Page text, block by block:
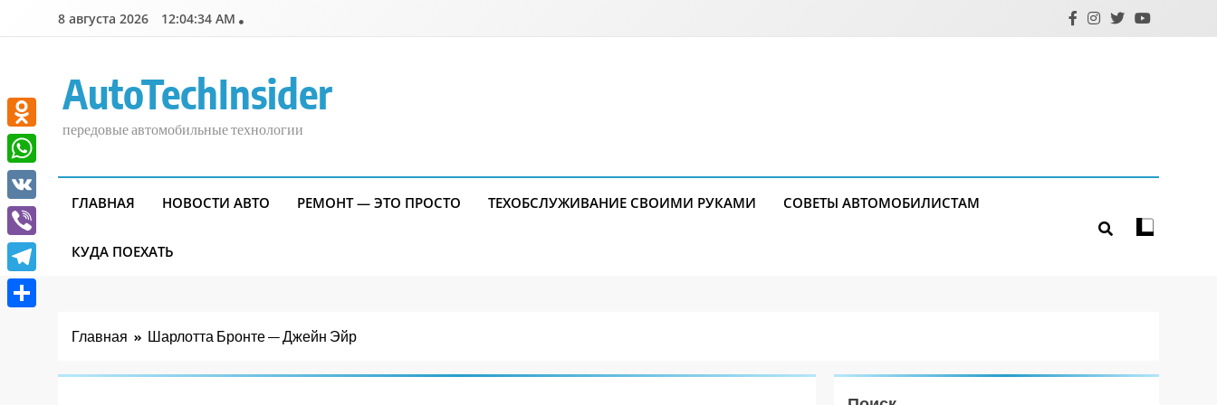
8 августа 2026 12:04:35 AM
AutoTechInsider
передовые автомобильные технологии
ГЛАВНАЯ НОВОСТИ АВТО РЕМОНТ — ЭТО ПРОСТО ТЕХОБСЛУЖИВАНИЕ СВОИМИ РУКАМИ СОВЕТЫ АВТОМОБИЛИСТАМ
КУДА ПОЕХАТЬ
Главная Шарлотта Бронте — Джейн Эйр
Odnoklassniki
WhatsApp
VK
Viber
Telegram